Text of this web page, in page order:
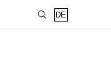
DE